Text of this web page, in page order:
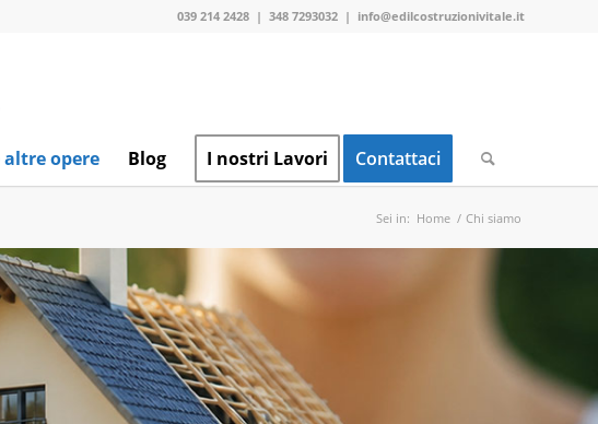
039 214 2428 | 348 7293032 | info@edilcostruzionivitale.it
opere Blog I nostri Lavori Contattaci
Sei in: Home / Chi siamo